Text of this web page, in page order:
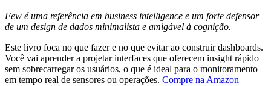
Few é uma referência em business intelligence e um forte defensor
de um design de dados minimalista e amigável à cognição.
Este livro foca no que fazer e no que evitar ao construir dashboards.
Você vai aprender a projetar interfaces que oferecem insight rápido
sem sobrecarregar os usuários, o que é ideal para o monitoramento
em tempo real de sensores ou operações. Compre na Amazon